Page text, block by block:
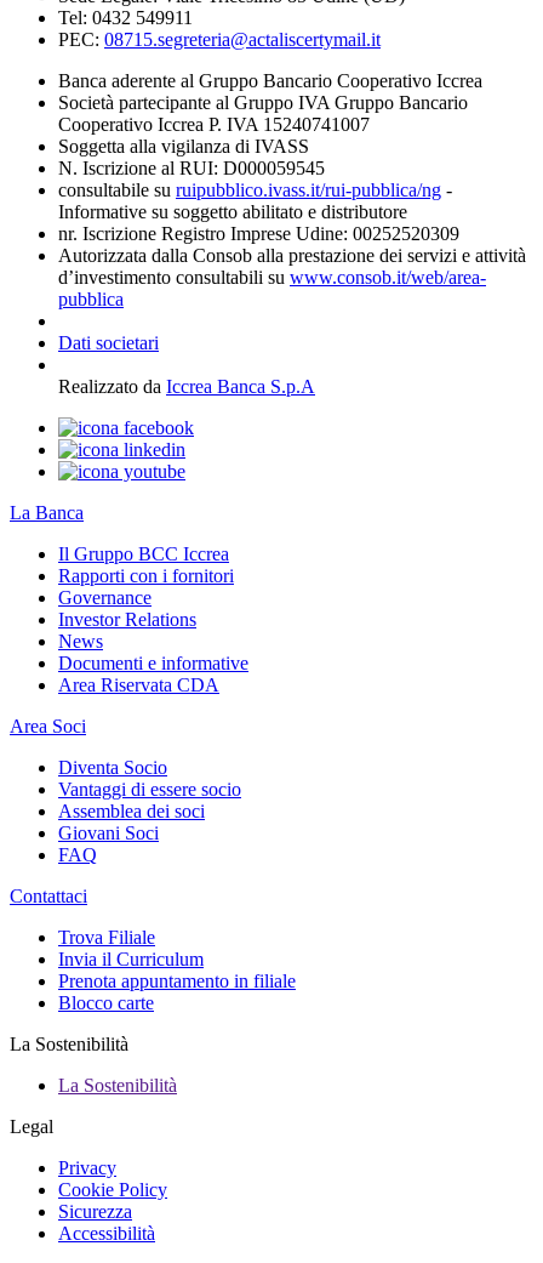
Tel: 0432 549911
PEC: 08715.segreteria@actaliscertymail.it
Banca aderente al Gruppo Bancario Cooperativo Iccrea
Società partecipante al Gruppo IVA Gruppo Bancario
Cooperativo Iccrea P. IVA 15240741007
Soggetta alla vigilanza di IVASS
N. Iscrizione al RUI: D000059545
consultabile su ruipubblico.ivass.it/rui-pubblica/ng -
Informative su soggetto abilitato e distributore
nr. Iscrizione Registro Imprese Udine: 00252520309
Autorizzata dalla Consob alla prestazione dei servizi e attività
d’investimento consultabili su www.consob.it/web/area-
pubblica
Dati societari
Realizzato da Iccrea Banca S.p.A
La Banca
Il Gruppo BCC Iccrea
Rapporti con i fornitori
Governance
Investor Relations
News
Documenti e informative
Area Riservata CDA
Area Soci
Diventa Socio
Vantaggi di essere socio
Assemblea dei soci
Giovani Soci
FAQ
Contattaci
Trova Filiale
Invia il Curriculum
Prenota appuntamento in filiale
Blocco carte
La Sostenibilità
La Sostenibilità
Legal
Privacy
Cookie Policy
Sicurezza
Accessibilità